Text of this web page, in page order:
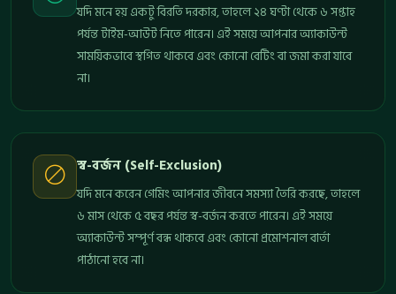
যদি মনে হয় একটু বিরতি দরকার, তাহলে ২৪ ঘণ্টা থেকে ৬ সপ্তাহ
পর্যন্ত টাইম-আউট নিতে পারেন। এই সময়ে আপনার অ্যাকাউন্ট
সাময়িকভাবে স্থগিত থাকবে এবং কোনো বেটিং বা জমা করা যাবে
না।
স্ব-বর্জন (Self-Exclusion)
যদি মনে করেন গেমিং আপনার জীবনে সমস্যা তৈরি করছে, তাহলে
৬ মাস থেকে ৫ বছর পর্যন্ত স্ব-বর্জন করতে পারেন। এই সময়ে
অ্যাকাউন্ট সম্পূর্ণ বন্ধ থাকবে এবং কোনো প্রমোশনাল বার্তা
পাঠানো হবে না।